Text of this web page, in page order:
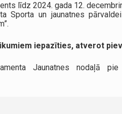
līdz 2024. gada 12.
Sporta un jaunatnes
iepazīties, atverot
Jaunatnes nodaļā